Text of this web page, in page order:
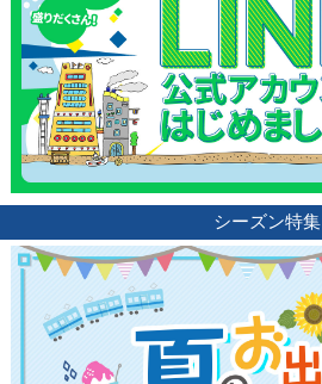
シーズン特集